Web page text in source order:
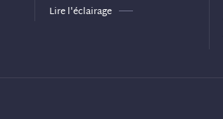
Lire l'éclairage